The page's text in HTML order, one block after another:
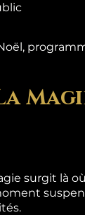
surgit là